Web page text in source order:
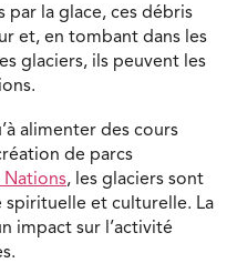
par la glace, ces débris
et, en tombant dans les
glaciers, ils peuvent les
alimenter des cours
de parcs
Nations, les glaciers sont
spirituelle et culturelle. La
impact sur l’activité